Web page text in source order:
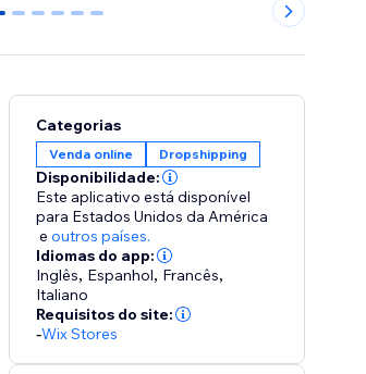
1 2 3 4 5
Categorias
Venda online Dropshipping
Disponibilidade:
Este aplicativo está disponível
para Estados Unidos da América
e outros países.
Idiomas do app:
Inglês, Espanhol, Francês,
Italiano
Requisitos do site:
-Wix Stores